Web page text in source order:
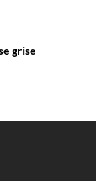
grise